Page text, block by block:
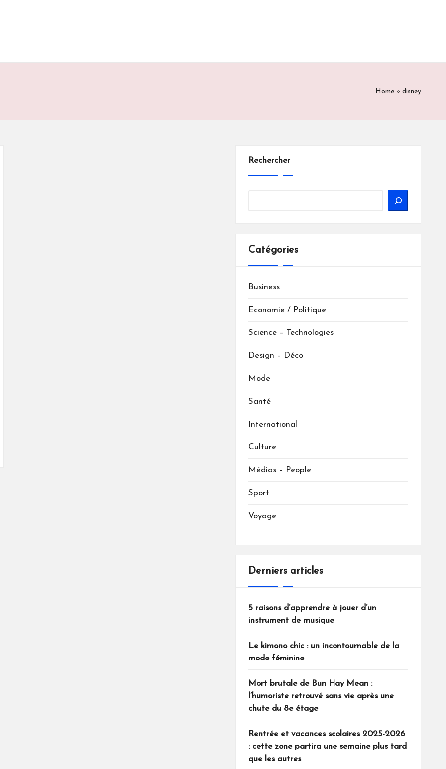
Home » disney
Rechercher
Catégories
Business
Economie / Politique
Science – Technologies
Design – Déco
Mode
Santé
International
Culture
Médias – People
Sport
Voyage
Derniers articles
5 raisons d’apprendre à jouer d’un
instrument de musique
Le kimono chic : un incontournable de la
mode féminine
Mort brutale de Bun Hay Mean :
l’humoriste retrouvé sans vie après une
chute du 8e étage
Rentrée et vacances scolaires 2025-2026
: cette zone partira une semaine plus tard
que les autres